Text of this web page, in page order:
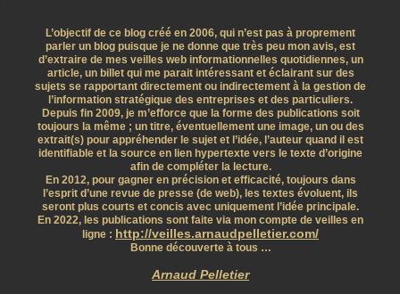
L’objectif de ce blog créé en 2006, qui n’est pas à proprement
parler un blog puisque je ne donne que très peu mon avis, est
d’extraire de mes veilles web informationnelles quotidiennes, un
article, un billet qui me parait intéressant et éclairant sur des
sujets se rapportant directement ou indirectement à la gestion de
l’information stratégique des entreprises et des particuliers.
Depuis fin 2009, je m’efforce que la forme des publications soit
toujours la même ; un titre, éventuellement une image, un ou des
extrait(s) pour appréhender le sujet et l’idée, l’auteur quand il est
identifiable et la source en lien hypertexte vers le texte d’origine
afin de compléter la lecture.
En 2012, pour gagner en précision et efficacité, toujours dans
l’esprit d’une revue de presse (de web), les textes évoluent, ils
seront plus courts et concis avec uniquement l’idée principale.
En 2022, les publications sont faite via mon compte de veilles en
ligne : http://veilles.arnaudpelletier.com/
Bonne découverte à tous …
Arnaud Pelletier